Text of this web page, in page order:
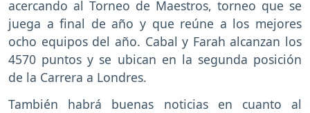
acercando al Torneo de Maestros, torneo que se
juega a final de año y que reúne a los mejores
ocho equipos del año. Cabal y Farah alcanzan los
4570 puntos y se ubican en la segunda posición
de la Carrera a Londres.
También habrá buenas noticias en cuanto al